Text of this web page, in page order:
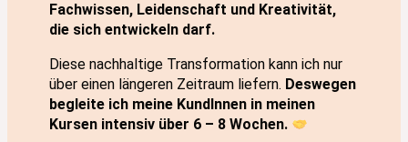
Fachwissen, Leidenschaft und Kreativität,
die sich entwickeln darf.
Diese nachhaltige Transformation kann ich nur
über einen längeren Zeitraum liefern. Deswegen
begleite ich meine KundInnen in meinen
Kursen intensiv über 6 – 8 Wochen.